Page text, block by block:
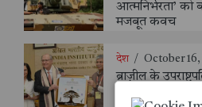
आत्मनिर्भरता’ को
मजबूत कवच
देश / October 16,
ब्राज़ील के
आयुर्वेद संस्थान